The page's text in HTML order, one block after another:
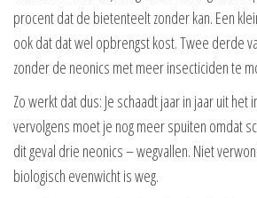
procent dat de bietenteelt zonder kan. Een
ook dat dat wel opbrengst kost. Twee derde
zonder de neonics met meer insecticiden te
Zo werkt dat dus: Je schaadt jaar in jaar uit
vervolgens moet je nog meer spuiten omdat
dit geval drie neonics – wegvallen. Niet
biologisch evenwicht is weg.